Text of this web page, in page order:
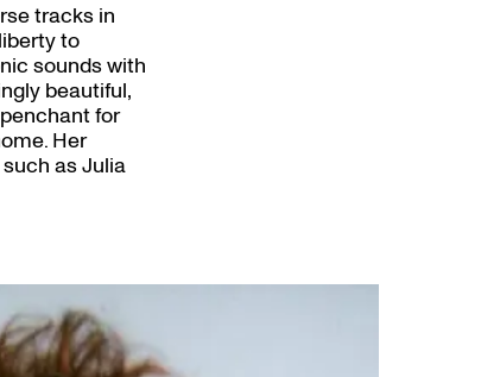
tracks in
to
sounds with
beautiful,
for
Her
as Julia